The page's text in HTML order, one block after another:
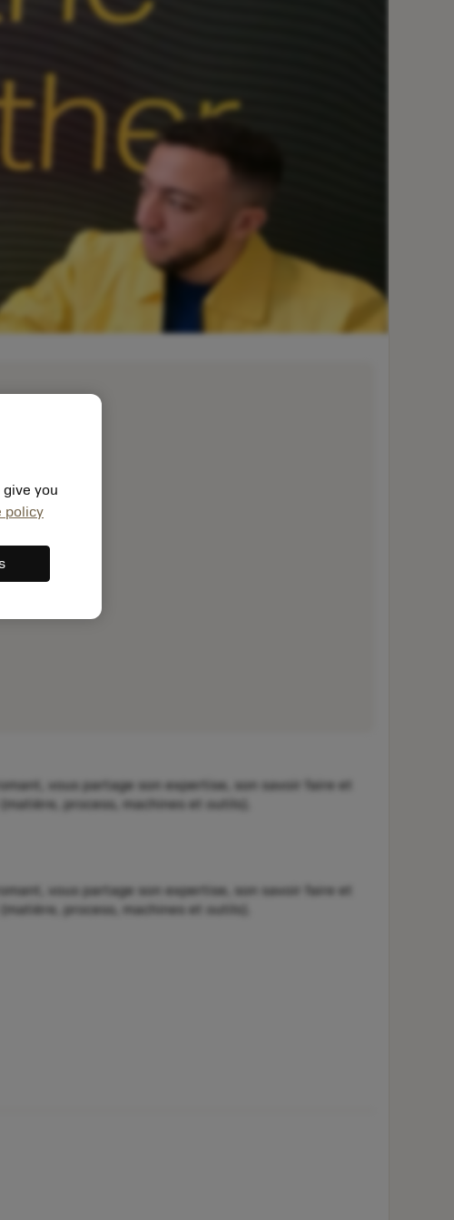
vous partage son expertise, son savoir faire et
process, machines et outils).
vous partage son expertise, son savoir faire et
process, machines et outils).
you
policy